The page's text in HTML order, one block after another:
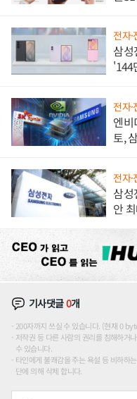
전자·
삼성
'144
전자·
엔비
토,
전자·
삼성
안
기사댓글0개
200자까지 쓰실 수 있습니다. (현재 0
저작권 등 다른 사람의 권리를 침해하거
수 있습니다.
타인에게 불쾌감을 주는 욕설 등 비하하
단에 의해 삭제 합니다.